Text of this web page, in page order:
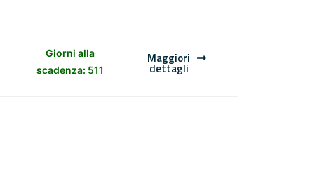
Giorni alla
scadenza: 511
Maggiori
dettagli